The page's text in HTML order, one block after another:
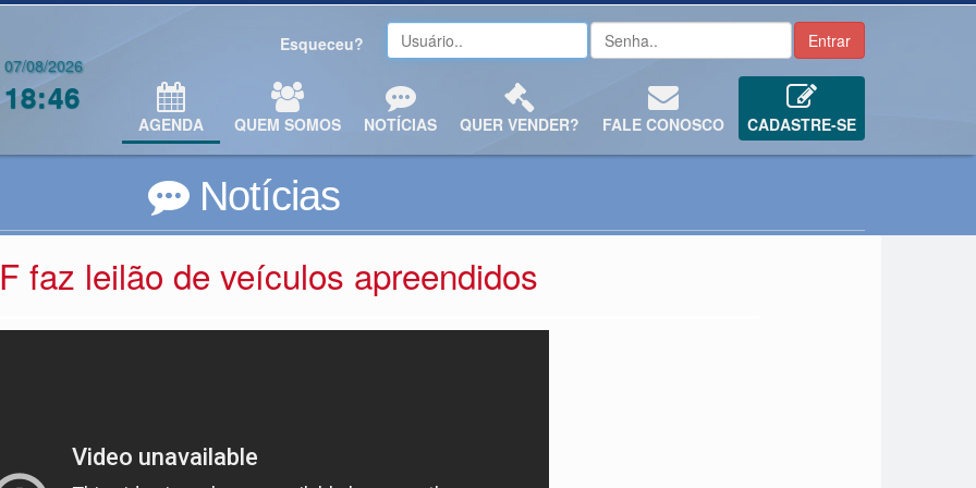
07/08/2026
18:46
Esqueceu?
AGENDA QUEM SOMOS NOTÍCIAS QUER VENDER? FALE CONOSCO CADASTRE-SE
Notícias
faz leilão de veículos apreendidos